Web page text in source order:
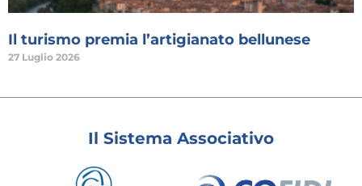
Il turismo premia l’artigianato bellunese
27 Luglio 2026
Il Sistema Associativo